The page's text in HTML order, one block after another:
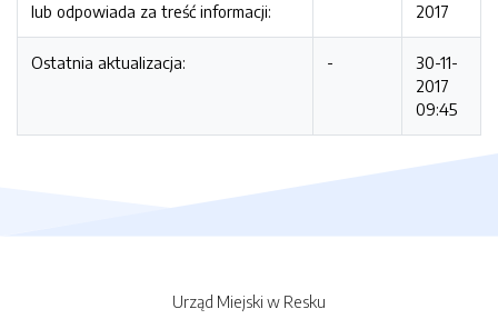
lub odpowiada za treść informacji:
2017
Ostatnia aktualizacja: -
30-11-
2017
09:45
Urząd Miejski w Resku